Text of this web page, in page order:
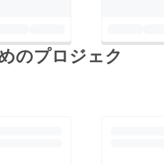
のプロジェク